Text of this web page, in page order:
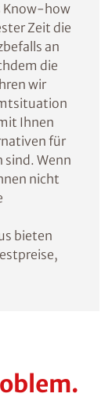
Know-how
Zeit die
an
die
wir
Ihnen
für
sind. Wenn
nicht
bieten